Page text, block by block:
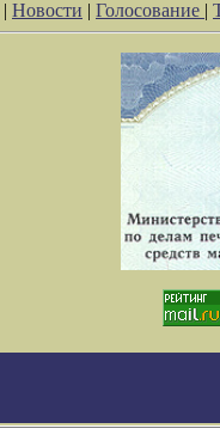
| Новости | Голосование |